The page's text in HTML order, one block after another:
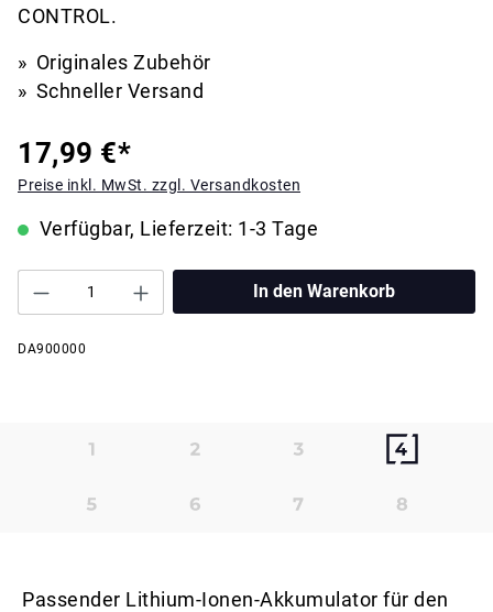
CONTROL.
Originales Zubehör
Schneller Versand
17,99 €*
Preise inkl. MwSt. zzgl. Versandkosten
Verfügbar, Lieferzeit: 1-3 Tage
In den Warenkorb
DA900000
Passender Lithium-Ionen-Akkumulator für den